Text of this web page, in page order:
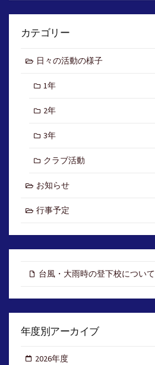
カテゴリー
日々の活動の様子
1年
2年
3年
クラブ活動
お知らせ
行事予定
台風・大雨時の登下校について
年度別アーカイブ
2026年度